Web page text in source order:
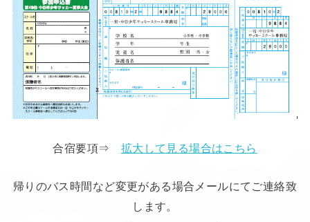
合宿要項⇒ 拡大して見る場合はこちら
帰りのバス時間など変更がある場合メールにてご連絡致
します。